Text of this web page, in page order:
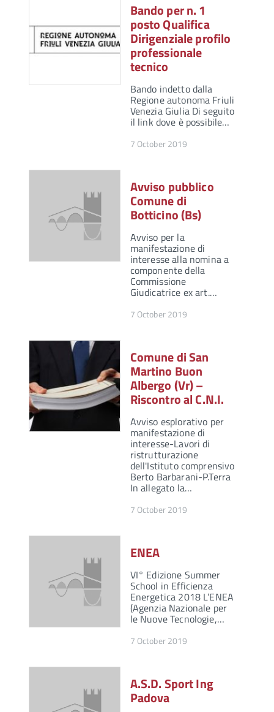
Bando per n. 1
posto Qualifica
Dirigenziale profilo
professionale
tecnico
Bando indetto dalla
Regione autonoma Friuli
Venezia Giulia Di seguito
il link dove è possibile…
7 October 2019
Avviso pubblico
Comune di
Botticino (Bs)
Avviso per la
manifestazione di
interesse alla nomina a
componente della
Commissione
Giudicatrice ex art.…
7 October 2019
Comune di San
Martino Buon
Albergo (Vr) –
Riscontro al C.N.I.
Avviso esplorativo per
manifestazione di
interesse-Lavori di
ristrutturazione
dell'Istituto comprensivo
Berto Barbarani-P.Terra
In allegato la…
7 October 2019
ENEA
VI° Edizione Summer
School in Efficienza
Energetica 2018 L’ENEA
(Agenzia Nazionale per
le Nuove Tecnologie,…
7 October 2019
A.S.D. Sport Ing
Padova